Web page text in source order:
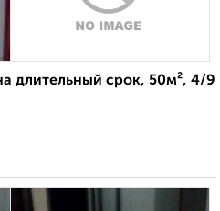
длительный срок, 50м², 4/9